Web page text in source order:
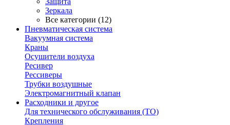
Зеркала
Все категории (12)
Пневматическая система
Вакуумная система
Краны
Осушители воздуха
Ресивер
Рессиверы
Трубки воздушные
Электромагнитный клапан
Расходники и другое
Для технического обслуживания (ТО)
Крепления